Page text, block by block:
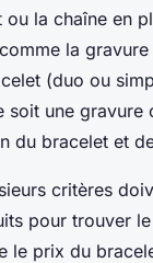
la chaîne en
la
(duo ou
une gravure
du bracelet et
critères
pour trouver
le prix du